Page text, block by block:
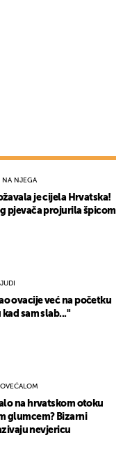
NA NJEGA
je cijela Hrvatska!
pjevača projurila špicom
ovacije već na početku
sam slab..."
na hrvatskom otoku
glumcem? Bizarni
nevjericu